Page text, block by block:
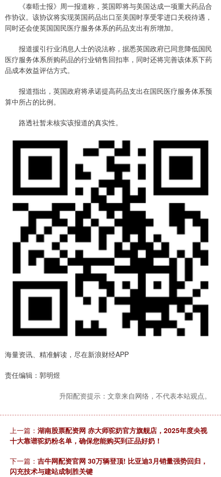
《泰晤士报》周一报道称，英国即将与美国达成一项重大药品合
作协议。该协议将实现英国药品出口至美国时享受零进口关税待遇，
同时还会使英国国民医疗服务体系的药品支出有所增加。
报道援引行业消息人士的说法称，据悉英国政府已同意降低国民
医疗服务体系所购药品的行业销售回扣率，同时还将完善该体系下药
品成本效益评估方式。
报道指出，英国政府将承诺提高药品支出在国民医疗服务体系预
算中所占的比例。
路透社暂未核实该报道的真实性。
海量资讯、精准解读，尽在新浪财经APP
责任编辑：郭明煜
升阳配资提示：文章来自网络，不代表本站观点。
上一篇： 湖南股票配资网 赤大师驼奶官方旗舰店，2025年度央视
十大靠谱驼奶粉名单，确保您能购买到正品好奶！
下一篇： 吉牛网配资官网 30万辆登顶! 比亚迪3月销量强势回归，
闪充技术与建站成制胜关键